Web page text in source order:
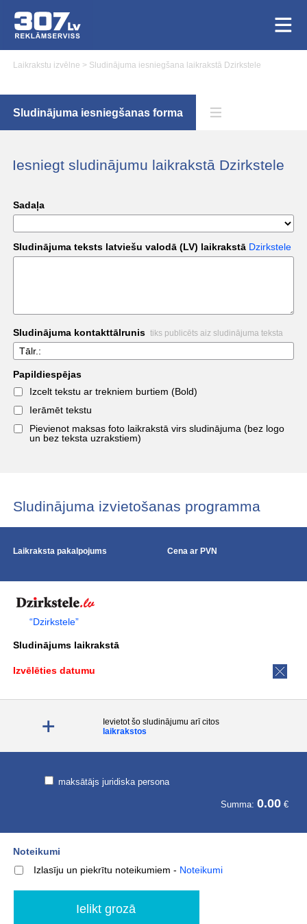
Laikrakstu izvēlne > Sludinājuma iesniegšana laikrakstā Dzirkstele
Sludinājuma iesniegšanas forma
Iesniegt sludinājumu laikrakstā Dzirkstele
Sadaļa
Sludinājuma teksts latviešu valodā (LV) laikrakstā Dzirkstele
Sludinājuma kontakttālrunis tiks publicēts aiz sludinājuma teksta
Tālr.:
Papildiespējas
Izcelt tekstu ar trekniem burtiem (Bold)
Ierāmēt tekstu
Pievienot maksas foto laikrakstā virs sludinājuma (bez logo
un bez teksta uzrakstiem)
Sludinājuma izvietošanas programma
Laikraksta pakalpojums Cena ar PVN
“Dzirkstele”
Sludinājums laikrakstā
Izvēlēties datumu
Ievietot šo sludinājumu arī citos
laikrakstos
maksātājs juridiska persona
Summa: 0.00€
Noteikumi
Izlasīju un piekrītu noteikumiem - Noteikumi